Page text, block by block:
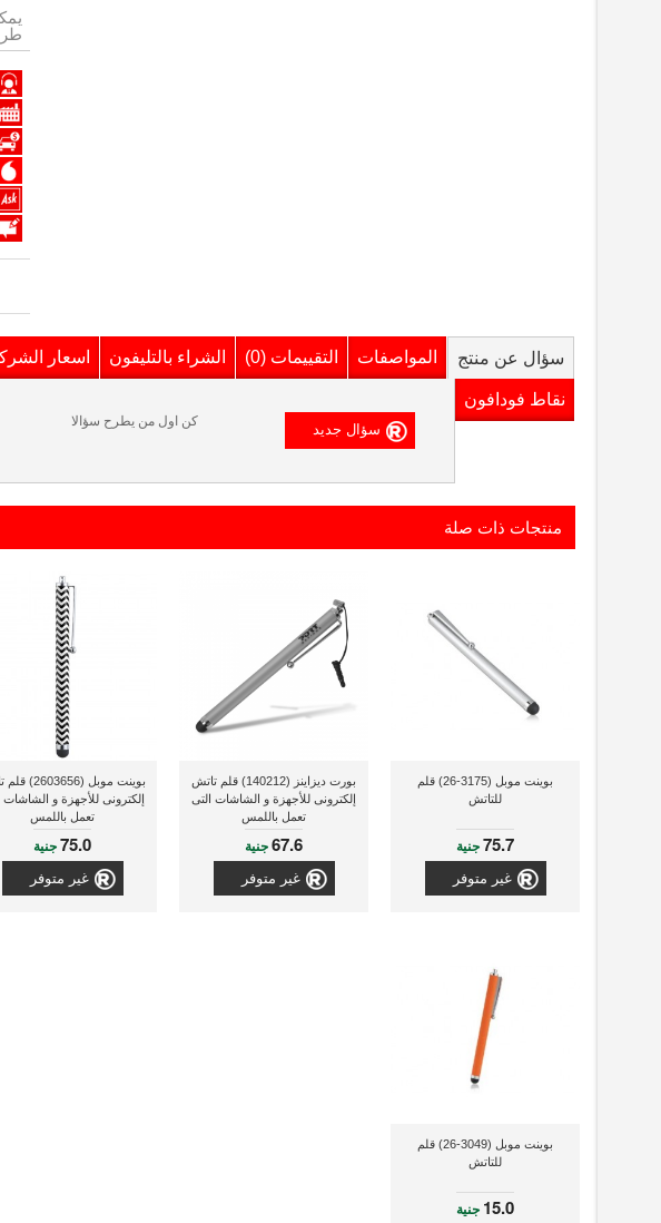
سؤال عن منتج المواصفات التقييمات (0) الشراء بالتليفون اسعار
نقاط فودافون
كن اول من يطرح سؤالا
منتجات ذات صلة
بوينت موبل (3175-26) قلم
للتاتش
75.7جنية
غير متوفر
بورت ديزاينز (140212) قلم تاتش
إلكترونى للأجهزة و الشاشات التى
تعمل باللمس
67.6جنية
غير متوفر
بوينت موبل
إلكترونى للأجهزة و الشاشات
تعمل باللمس
75.0جنية
غير متوفر
بوينت موبل (3049-26) قلم
للتاتش
15.0 جنية